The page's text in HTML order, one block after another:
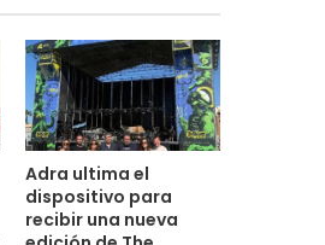
Adra ultima el
dispositivo para
recibir una nueva